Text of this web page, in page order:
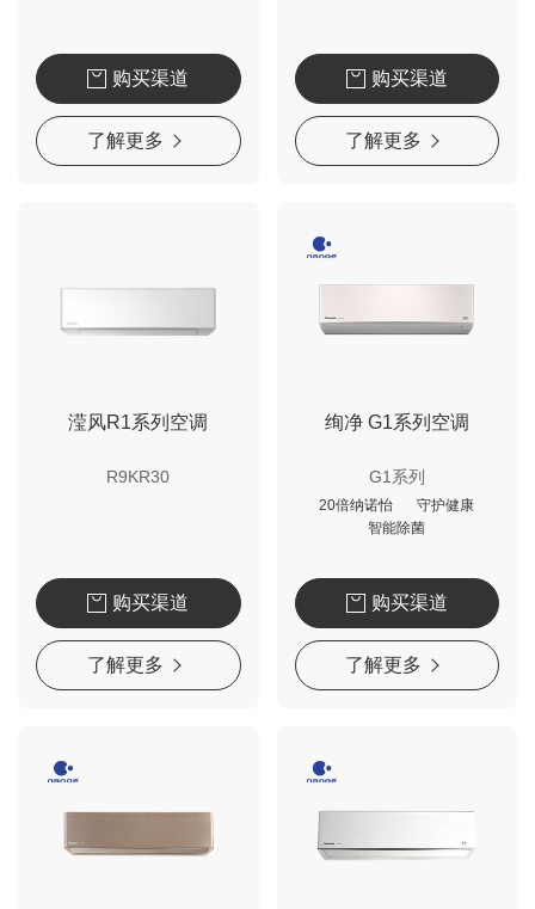
购买渠道
了解更多
购买渠道
了解更多
滢风R1系列空调
R9KR30
购买渠道
了解更多
绚净 G1系列空调
G1系列
20倍纳诺怡
守护健康
智能除菌
购买渠道
了解更多